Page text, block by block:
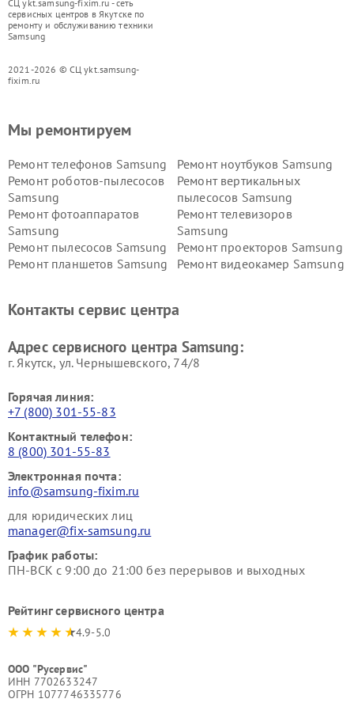
СЦ ykt.samsung-fixim.ru - сеть
сервисных центров в Якутске по
ремонту и обслуживанию техники
Samsung
2021-2026 © СЦ ykt.samsung-
fixim.ru
Мы ремонтируем
Ремонт телефонов Samsung
Ремонт ноутбуков Samsung
Ремонт роботов-пылесосов
Samsung
Ремонт вертикальных
пылесосов Samsung
Ремонт фотоаппаратов
Samsung
Ремонт телевизоров
Samsung
Ремонт пылесосов Samsung
Ремонт проекторов Samsung
Ремонт планшетов Samsung
Ремонт видеокамер Samsung
Контакты сервис центра
Адрес сервисного центра Samsung:
г. Якутск, ул. Чернышевского, 74/8
Горячая линия:
+7 (800) 301-55-83
Контактный телефон:
8 (800) 301-55-83
Электронная почта:
info@samsung-fixim.ru
для юридических лиц
manager@fix-samsung.ru
График работы:
ПН-ВСК с 9:00 до 21:00 без перерывов и выходных
Рейтинг сервисного центра
4.9-5.0
ООО "Русервис"
ИНН 7702633247
ОГРН 1077746335776